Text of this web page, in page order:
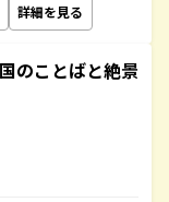
詳細を見る
のことばと絶景